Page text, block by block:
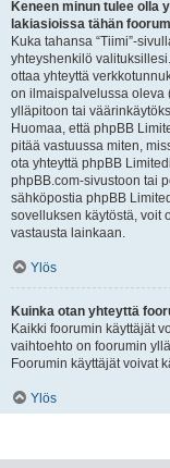
Keneen minun tulee olla
lakiasioissa tähän
Kuka tahansa “Tiimi”-
yhteyshenkilö
ottaa yhteyttä
on ilmaispalvelussa oleva
ylläpitoon tai
Huomaa, että phpBB
pitää vastuussa miten,
ota yhteyttä phpBB
phpBB.com-sivustoon tai
sähköpostia phpBB
sovelluksen käytöstä, voit
vastausta lainkaan.
Ylös
Kuinka otan yhteyttä
Kaikki foorumin käyttäjät
vaihtoehto on foorumin
Foorumin käyttäjät voivat
Ylös